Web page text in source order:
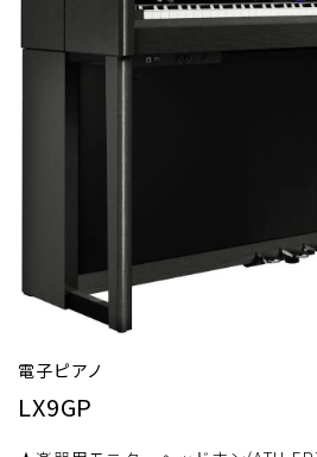
電子ピアノ
LX9GP